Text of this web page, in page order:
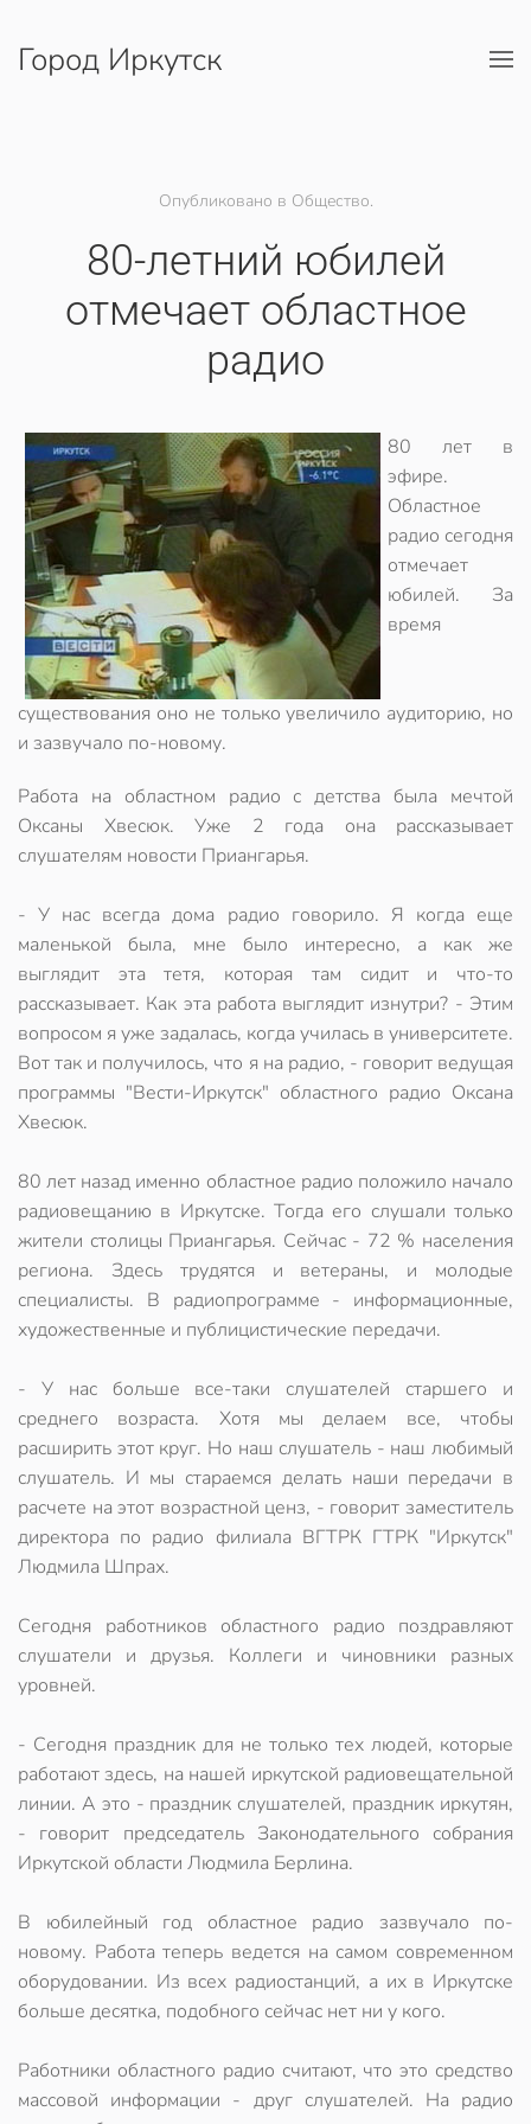
Перейти к содержимому
Город Иркутск
Опубликовано в Общество.
80-летний юбилей
отмечает областное
радио
80 лет в
эфире.
Областное
радио сегодня
отмечает
юбилей. За
время
существования оно не только увеличило аудиторию, но
и зазвучало по-новому.
Работа на областном радио с детства была мечтой
Оксаны Хвесюк. Уже 2 года она рассказывает
слушателям новости Приангарья.
- У нас всегда дома радио говорило. Я когда еще
маленькой была, мне было интересно, а как же
выглядит эта тетя, которая там сидит и что-то
рассказывает. Как эта работа выглядит изнутри? - Этим
вопросом я уже задалась, когда училась в университете.
Вот так и получилось, что я на радио, - говорит ведущая
программы "Вести-Иркутск" областного радио Оксана
Хвесюк.
80 лет назад именно областное радио положило начало
радиовещанию в Иркутске. Тогда его слушали только
жители столицы Приангарья. Сейчас - 72 % населения
региона. Здесь трудятся и ветераны, и молодые
специалисты. В радиопрограмме - информационные,
художественные и публицистические передачи.
- У нас больше все-таки слушателей старшего и
среднего возраста. Хотя мы делаем все, чтобы
расширить этот круг. Но наш слушатель - наш любимый
слушатель. И мы стараемся делать наши передачи в
расчете на этот возрастной ценз, - говорит заместитель
директора по радио филиала ВГТРК ГТРК "Иркутск"
Людмила Шпрах.
Сегодня работников областного радио поздравляют
слушатели и друзья. Коллеги и чиновники разных
уровней.
- Сегодня праздник для не только тех людей, которые
работают здесь, на нашей иркутской радиовещательной
линии. А это - праздник слушателей, праздник иркутян,
- говорит председатель Законодательного собрания
Иркутской области Людмила Берлина.
В юбилейный год областное радио зазвучало по-
новому. Работа теперь ведется на самом современном
оборудовании. Из всех радиостанций, а их в Иркутске
больше десятка, подобного сейчас нет ни у кого.
Работники областного радио считают, что это средство
массовой информации - друг слушателей. На радио